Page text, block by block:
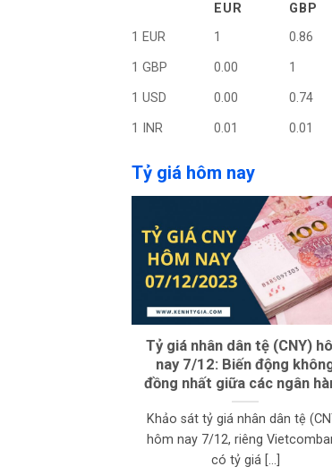
EUR GBP
1 EUR
1 0.86
1 GBP
0.00 1
1 USD
0.00 0.74
1 INR
0.01 0.01
Tỷ giá hôm nay
Tỷ giá nhân dân tệ (CNY)
nay 7/12: Biến động
đồng nhất giữa các ngân
Khảo sát tỷ giá nhân dân tệ
hôm nay 7/12, riêng
có tỷ giá [...]